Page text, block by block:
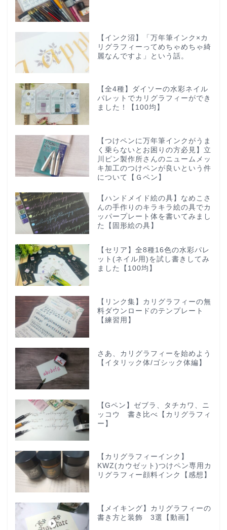
【インク沼】「万年筆インク×カ
リグラフィーってめちゃめちゃ綺
麗なんですよ」という話。
【全4種】ダイソーの水彩ネイル
パレットでカリグラフィーができ
ました！【100均】
【つけペンに万年筆インクがうま
く乗らないとお困りの方必見】立
川ピン製作所さんのニュームメッ
キ加工のつけペンが良いという件
について【Ｇペン】
【ハンドメイド絵の具】なめこさ
んの手作りのキラキラ絵の具でカ
ッパープレート体を書いてみまし
た【固形絵の具】
【セリア】全8種16色の水彩パレ
ット(ネイル用)を試し書きしてみ
ました【100均】
【リンク集】カリグラフィーの無
料ダウンロードのテンプレート
【練習用】
さあ、カリグラフィーを始めよう
【イタリック体/ゴシック体編】
【Gペン】ゼブラ、タチカワ、ニ
ッコウ 書き比べ【カリグラフィ
ー】
【カリグラフィーインク】
KWZ(カウゼット)つけペン専用カ
リグラフィー顔料インク【感想】
【メイキング】カリグラフィーの
書き方と装飾 3選【動画】